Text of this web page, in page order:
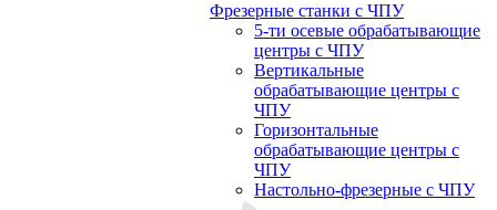
Фрезерные станки с ЧПУ
5-ти осевые обрабатывающие
центры с ЧПУ
Вертикальные
обрабатывающие центры с
ЧПУ
Горизонтальные
обрабатывающие центры с
ЧПУ
Настольно-фрезерные с ЧПУ